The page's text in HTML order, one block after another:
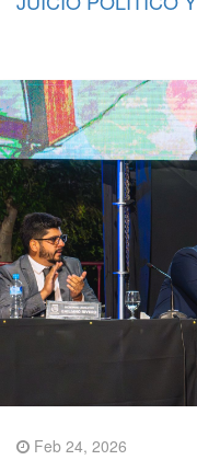
Feb 24, 2026